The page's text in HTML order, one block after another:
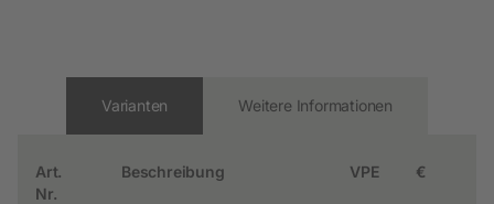
Varianten
Art.
Nr.
Beschreibung VPE €
Weitere Informationen